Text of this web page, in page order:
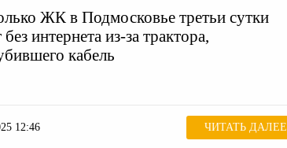
ЖК в Подмосковье третьи сутки
без интернета из-за трактора,
кабель
12:46 ЧИТАТЬ ДАЛЕЕ